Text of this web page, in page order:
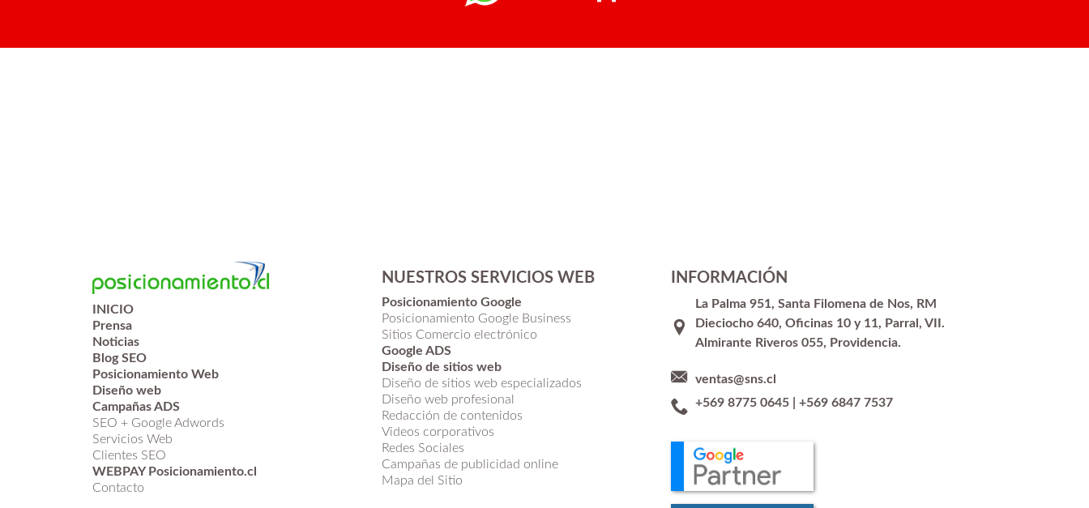
INICIO
Prensa
Noticias
Blog SEO
Posicionamiento Web
Diseño web
Campañas ADS
SEO + Google Adwords
Servicios Web
Clientes SEO
WEBPAY Posicionamiento.cl
Contacto
NUESTROS SERVICIOS WEB
Posicionamiento Google
Posicionamiento Google Business
Sitios Comercio electrónico
Google ADS
Diseño de sitios web
Diseño de sitios web especializados
Diseño web profesional
Redacción de contenidos
Videos corporativos
Redes Sociales
Campañas de publicidad online
Mapa del Sitio
INFORMACIÓN
La Palma 951, Santa Filomena de Nos, RM
Dieciocho 640, Oficinas 10 y 11, Parral, VII.
Almirante Riveros 055, Providencia.
ventas@sns.cl
+569 8775 0645 |+569 6847 7537